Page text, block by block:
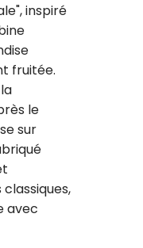
inspiré
fruitée.
le
sur
avec